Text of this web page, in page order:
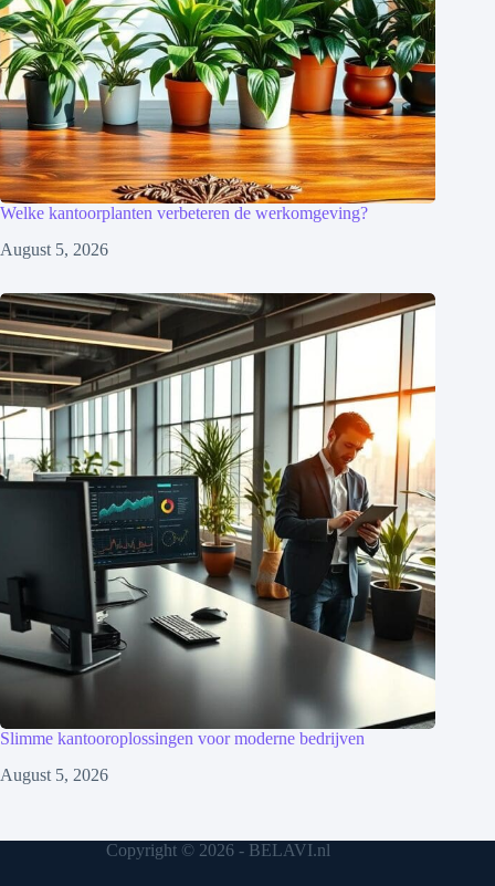
Welke kantoorplanten verbeteren de werkomgeving?
August 5, 2026
Slimme kantooroplossingen voor moderne bedrijven
August 5, 2026
Copyright © 2026 - BELAVI.nl